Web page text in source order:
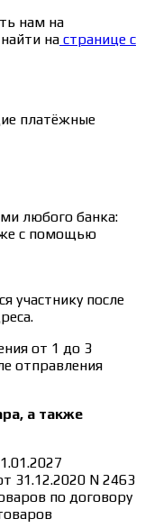
нам на
на странице с
платёжные
любого банка:
с помощью
участнику после
от 1 до 3
отправления
а также
31.12.2020 N 2463
по договору